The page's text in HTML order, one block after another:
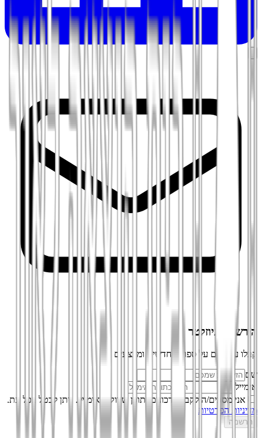
הירשמו לניוזלטר
קבלו עדכונים על ספרים חדשים ומבצעים
שם
אימייל
אני מסכים/ה לקבל עדכונים ותוכן שיווקי באימייל. ניתן לבטל בכל עת.
מדיניות הפרטיות
הרשמה